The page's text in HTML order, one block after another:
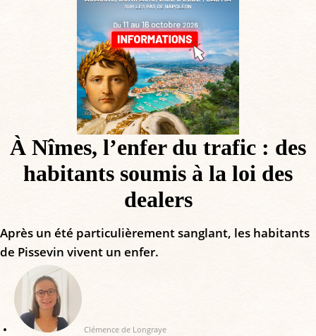
À Nîmes, l’enfer du trafic : des
habitants soumis à la loi des
dealers
Après un été particulièrement sanglant, les habitants
de Pissevin vivent un enfer.
Clémence de Longraye